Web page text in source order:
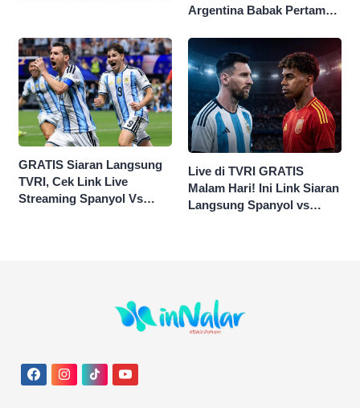
Argentina Babak Pertama
GRATIS Siaran Langsung
TVRI, Cek Link Live
Streaming Spanyol Vs
Live di TVRI GRATIS
Malam Hari! Ini Link Siaran
Langsung Spanyol vs